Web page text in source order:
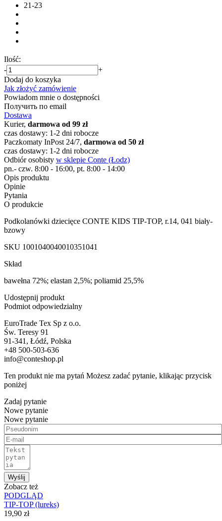
21-23
Ilość:
-
+
Dodaj do koszyka
Jak złożyć zamówienie
Powiadom mnie o dostępności
Получить по email
Dostawa
Kurier, darmowa od 99 zł
czas dostawy: 1-2 dni robocze
Paczkomaty InPost 24/7, darmowa od 50 zł
czas dostawy: 1-2 dni robocze
Odbiór osobisty w sklepie Conte (Łodz)
pn.- czw. 8:00 - 16:00, pt. 8:00 - 14:00
Opis produktu
Opinie
Pytania
O produkcie
Podkolanówki dziecięce CONTE KIDS TIP-TOP, r.14, 041 biały-
bzowy
SKU 1001040040010351041
Skład
bawełna 72%; elastan 2,5%; poliamid 25,5%
Udostępnij produkt
Podmiot odpowiedzialny
EuroTrade Tex Sp z o.o.
Św. Teresy 91
91-341, Łódź, Polska
+48 500-503-636
info@conteshop.pl
Ten produkt nie ma pytań Możesz zadać pytanie, klikając przycisk
poniżej
Zadaj pytanie
Nowe pytanie
Nowe pytanie
Wyślij
Zobacz też
PODGLĄD
TIP-TOP (lureks)
19,90 zł